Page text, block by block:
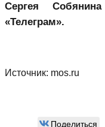
Сергея
«Телеграм».
Источник: mos.ru
Поделиться